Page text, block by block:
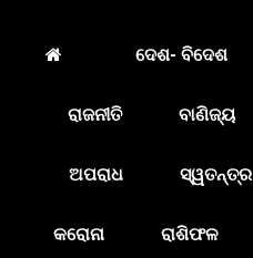
ଦେଶ- ବିଦେଶ
ରାଜନୀତି ବାଣିଜ୍ୟ
ଅପରାଧ ସ୍ୱତନ୍ତ୍ର
କରୋନା ରାଶିଫଳ